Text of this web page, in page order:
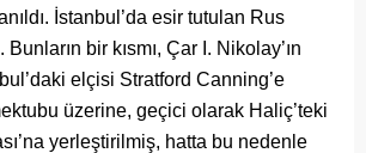
İstanbul’da esir tutulan Rus
bir kısmı, Çar I. Nikolay’ın
elçisi Stratford Canning’e
üzerine, geçici olarak Haliç’teki
yerleştirilmiş, hatta bu nedenle